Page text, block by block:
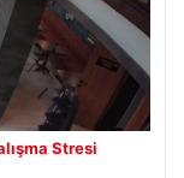
Stresi